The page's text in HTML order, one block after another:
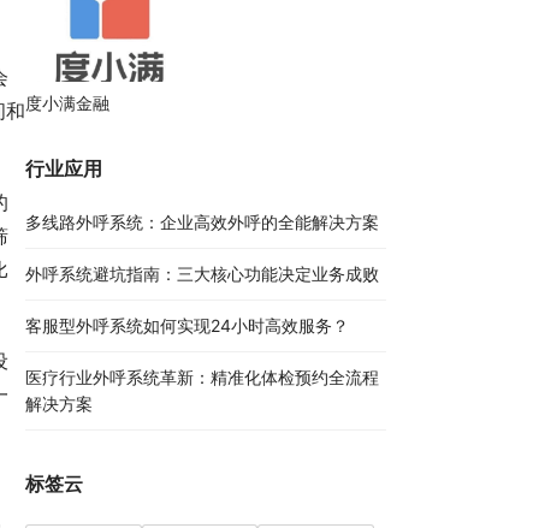
和度小满金融
行业应用
多线路外呼系统：企业高效外呼的全能解决方案​
外呼系统避坑指南：三大核心功能决定业务成败​
客服型外呼系统如何实现24小时高效服务？
医疗行业外呼系统革新：精准化体检预约全流程
解决方案​
标签云